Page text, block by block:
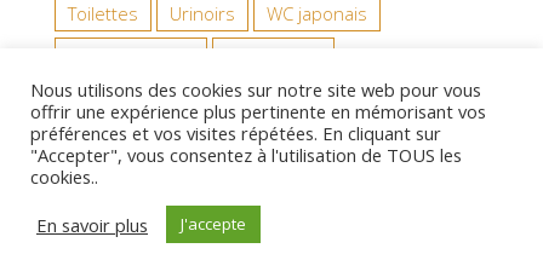
Toilettes
Urinoirs
WC japonais
Fièrement propulsé parWordPress |Thème : Master
Nous utilisons des cookies sur notre site web pour vous
offrir une expérience plus pertinente en mémorisant vos
préférences et vos visites répétées. En cliquant sur
"Accepter", vous consentez à l'utilisation de TOUS les
cookies..
En savoir plus
J'accepte